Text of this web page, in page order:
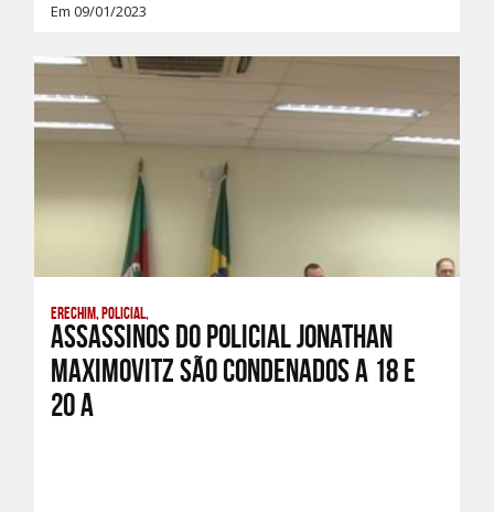
Em 09/01/2023
Erechim, Policial,
Assassinos do policial Jonathan
Maximovitz são condenados a 18 e
20 a